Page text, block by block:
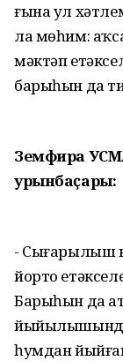
ғына ул
ла мөһим:
мәктәп
барыһын да
Земфира
урынбаҫары:
- Сығарылыш
йорто
Барыһын да
йыйылышында
һумдан